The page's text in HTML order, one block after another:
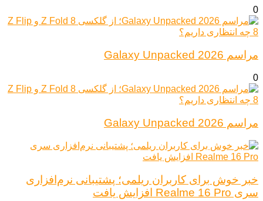
0
مراسم Galaxy Unpacked 2026
0
مراسم Galaxy Unpacked 2026
خبر خوش برای کاربران ریلمی؛ پشتیبانی نرم‌افزاری
سری Realme 16 Pro افزایش یافت